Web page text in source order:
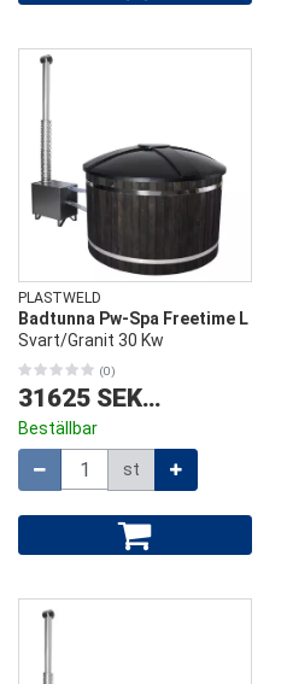
PLASTWELD
Badtunna Pw-Spa Freetime L
Svart/Granit 30 Kw
(0)
31625 SEK
/
Beställbar
st